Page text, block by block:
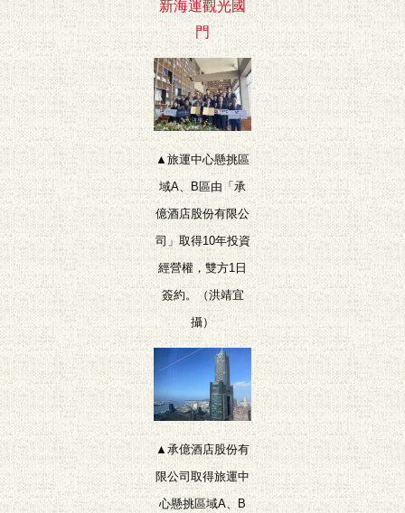
新海運觀光國
門
▲旅運中心懸挑區
域A、B區由「承
億酒店股份有限公
司」取得10年投資
經營權，雙方1日
簽約。（洪靖宜
攝）
▲承億酒店股份有
限公司取得旅運中
心懸挑區域A、B